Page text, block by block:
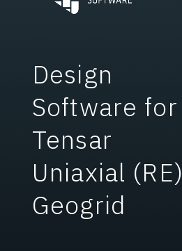
Design
Software for
Tensar
Uniaxial (RE)
Geogrid